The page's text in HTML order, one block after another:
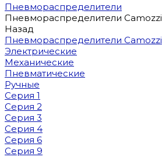
Пневмораспределители
Пневмораспределители Camozzi
Назад
Пневмораспределители Camozzi
Электрические
Механические
Пневматические
Ручные
Серия 1
Серия 2
Серия 3
Серия 4
Серия 6
Серия 9